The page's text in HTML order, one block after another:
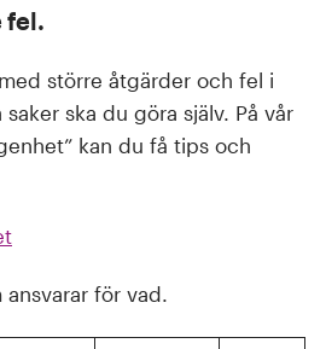
fel.
större åtgärder och fel i
ska du göra själv. På vår
kan du få tips och
ansvarar för vad.